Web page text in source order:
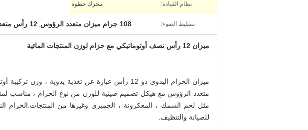
نظام القيادة: محرك خطوة
تسليط الضوء: 108 جرام ميزان متعدد الرؤوس , 12 رأس متعدد الرؤوس
ميزان 12 رأس نصف أوتوماتيكي مع حزام لوزن المنتجات المائية
ميزان الحزام اليدوي ذو 12 رأس عبارة عن تغذية يدوية ،
متعدد الرؤوس مع هيكل تصميم صينية للوزن من نوع الحزام ، مناسب
مثل لحم السمك ، المعكرونة ، الجمبري وغيرها من المنتجات.الحزام
للصيانة والتنظيف.